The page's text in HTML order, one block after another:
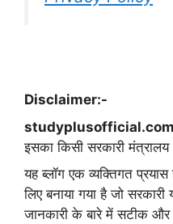
Disclaimer:-
studyplusofficial.com
इसका किसी सरकारी
यह ब्लॉग एक व्यक्तिगत
लिए बनाया गया है जो
जानकारी के बारे में सटीक और